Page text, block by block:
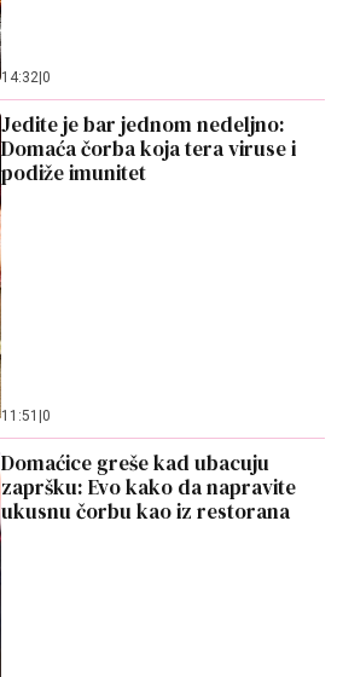
14:32 0
Jedite je bar jednom nedeljno:
Domaća čorba koja tera viruse i
podiže imunitet
11:51 0
Domaćice greše kad ubacuju
zapršku: Evo kako da napravite
ukusnu čorbu kao iz restorana